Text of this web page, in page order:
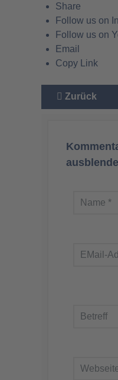
Share
Follow us on
Follow us on
Email
Copy Link
Vorheriger
Zurück